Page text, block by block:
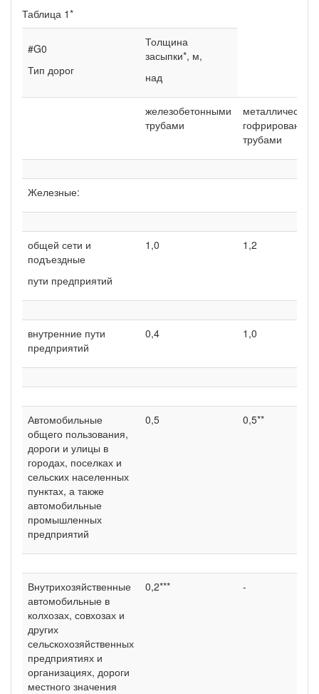
Таблица 1*
#G0
Тип дорог
Толщина
засыпки*, м,
над
железобетонными
трубами
трубами
Железные:
общей сети и
подъездные
пути предприятий
1,0 1,2
внутренние пути
предприятий
0,4 1,0
Автомобильные
общего пользования,
дороги и улицы в
городах, поселках и
сельских населенных
пунктах, а также
автомобильные
промышленных
предприятий
0,5 0,5**
Внутрихозяйственные
автомобильные в
колхозах, совхозах и
других
сельскохозяйственных
предприятиях и
организациях, дороги
местного значения
0,2*** -